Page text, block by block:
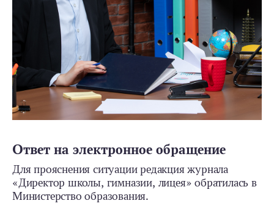
Ответ на электронное обращение
Для прояснения ситуации редакция журнала
«Директор школы, гимназии, лицея» обратилась в
Министерство образования.